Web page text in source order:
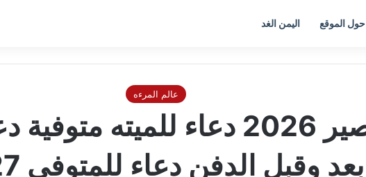
حول الموقع اليمن الغد
عالم المرءه
دعاء للميت قصير 2026 دعاء
بعد وقبل الدفن دعاء للمتوفي 2027